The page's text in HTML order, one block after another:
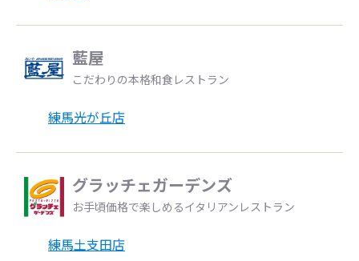
藍屋
こだわりの本格和食レストラン
練馬光が丘店
グラッチェガーデンズ
お手頃価格で楽しめるイタリアンレストラン
練馬土支田店